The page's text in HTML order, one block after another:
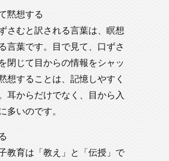
黙想する
さむと訳される言葉は、瞑想
言葉です。目で見て、口ずさ
閉じて目からの情報をシャッ
想することは、記憶しやすく
耳からだけでなく、目から入
多いのです。
教育は「教え」と「伝授」で